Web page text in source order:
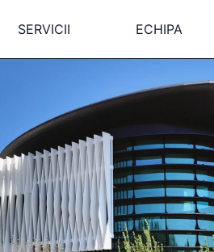
SERVICII ECHIPA